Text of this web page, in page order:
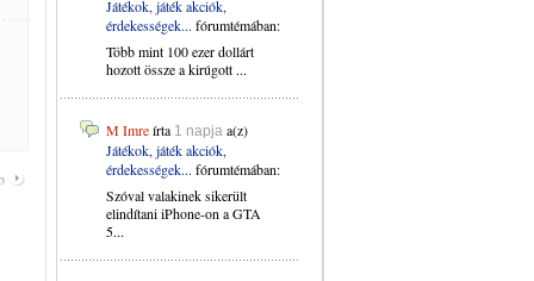
Játékok, játék akciók,
érdekességek... fórumtémában:
Több mint 100 ezer dollárt
hozott össze a kirúgott ...
M Imreírta 1 napja a(z)
Játékok, játék akciók,
érdekességek... fórumtémában:
Szóval valakinek sikerült
elindítani iPhone-on a GTA
5...